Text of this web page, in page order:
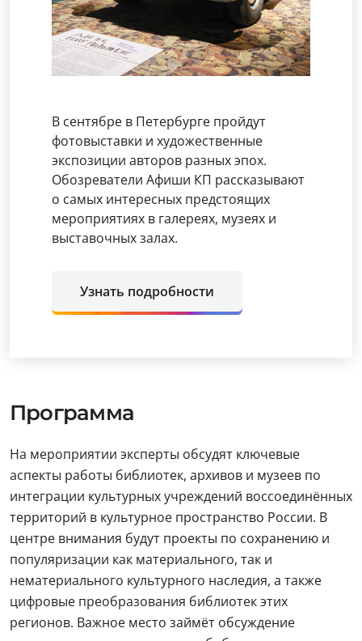
В сентябре в Петербурге пройдут
фотовыставки и художественные
экспозиции авторов разных эпох.
Обозреватели Афиши КП рассказывают
о самых интересных предстоящих
мероприятиях в галереях, музеях и
выставочных залах.
Узнать подробности
Программа
На мероприятии эксперты обсудят ключевые
аспекты работы библиотек, архивов и музеев по
интеграции культурных учреждений воссоединённых
территорий в культурное пространство России. В
центре внимания будут проекты по сохранению и
популяризации как материального, так и
нематериального культурного наследия, а также
цифровые преобразования библиотек этих
регионов. Важное место займёт обсуждение